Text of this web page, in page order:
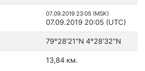
07.09.2019 23:05 (MSK)
07.09.2019 20:05 (UTC)
79°28'21"N 4°28'32"N
13,84 км.